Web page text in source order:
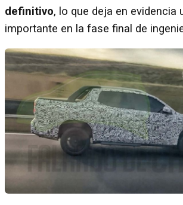
definitivo, lo que deja en evidencia
importante en la fase final de